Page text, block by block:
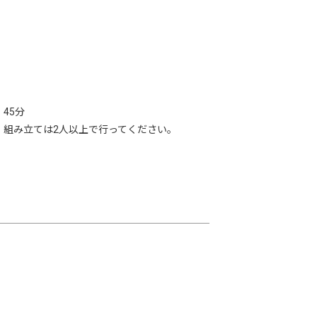
45分
み立ては2人以上で行ってください。